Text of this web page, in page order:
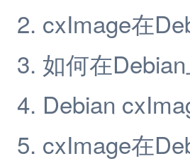
cxImage在
如何在
Debian
cxImage在